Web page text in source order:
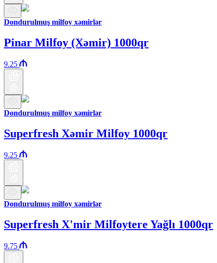
Dondurulmuş milfoy xəmirlər
Pinar Milfoy (Xəmir) 1000qr
9.25
Dondurulmuş milfoy xəmirlər
Superfresh Xəmir Milfoy 1000qr
9.25
Dondurulmuş milfoy xəmirlər
Superfresh X'mir Milfoytere Yağlı 1000qr
9.75